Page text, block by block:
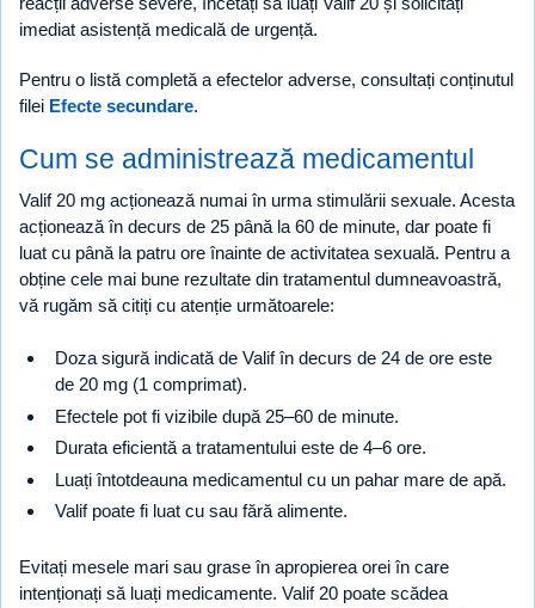
imediat asistență medicală de urgență.
Pentru o listă completă a efectelor adverse, consultați conținutul
filei Efecte secundare.
Cum se administrează medicamentul
Valif 20 mg acționează numai în urma stimulării sexuale. Acesta
acționează în decurs de 25 până la 60 de minute, dar poate fi
luat cu până la patru ore înainte de activitatea sexuală. Pentru a
obține cele mai bune rezultate din tratamentul dumneavoastră,
vă rugăm să citiți cu atenție următoarele:
Doza sigură indicată de Valif în decurs de 24 de ore este
de 20 mg (1 comprimat).
Efectele pot fi vizibile după 25–60 de minute.
Durata eficientă a tratamentului este de 4–6 ore.
Luați întotdeauna medicamentul cu un pahar mare de apă.
Valif poate fi luat cu sau fără alimente.
Evitați mesele mari sau grase în apropierea orei în care
intenționați să luați medicamente. Valif 20 poate scădea